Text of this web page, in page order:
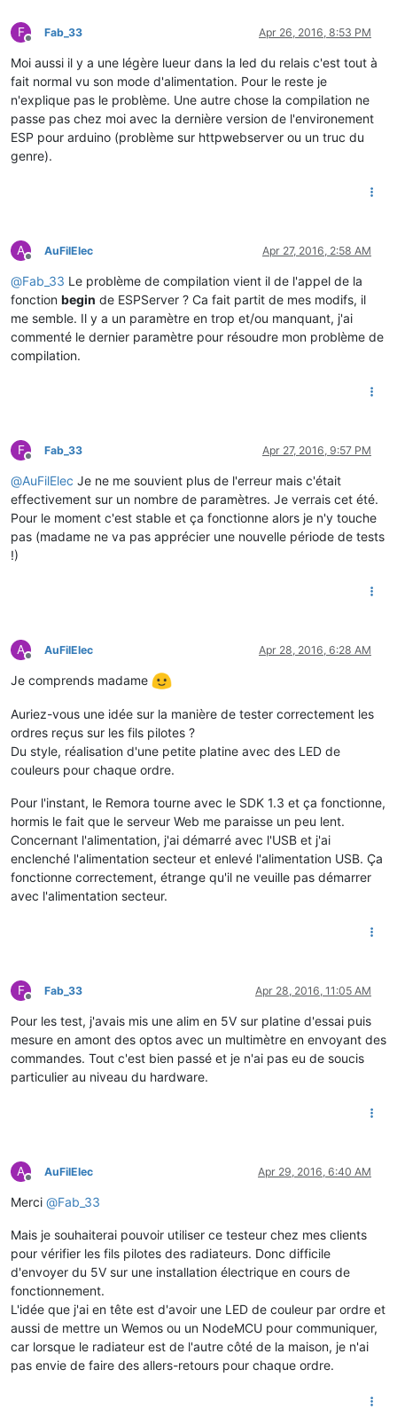
F
Offline
Fab_33 Apr 26, 2016, 8:53 PM
Moi aussi il y a une légère lueur dans la led du relais c'est tout à
fait normal vu son mode d'alimentation. Pour le reste je
n'explique pas le problème. Une autre chose la compilation ne
passe pas chez moi avec la dernière version de l'environement
ESP pour arduino (problème sur httpwebserver ou un truc du
genre).
A
Offline
AuFilElec Apr 27, 2016, 2:58 AM
@Fab_33 Le problème de compilation vient il de l'appel de la
fonction begin de ESPServer ? Ca fait partit de mes modifs, il
me semble. Il y a un paramètre en trop et/ou manquant, j'ai
commenté le dernier paramètre pour résoudre mon problème de
compilation.
F
Offline
Fab_33 Apr 27, 2016, 9:57 PM
@AuFilElec Je ne me souvient plus de l'erreur mais c'était
effectivement sur un nombre de paramètres. Je verrais cet été.
Pour le moment c'est stable et ça fonctionne alors je n'y touche
pas (madame ne va pas apprécier une nouvelle période de tests
!)
A
Offline
AuFilElec Apr 28, 2016, 6:28 AM
Je comprends madame
Auriez-vous une idée sur la manière de tester correctement les
ordres reçus sur les fils pilotes ?
Du style, réalisation d'une petite platine avec des LED de
couleurs pour chaque ordre.
Pour l'instant, le Remora tourne avec le SDK 1.3 et ça fonctionne,
hormis le fait que le serveur Web me paraisse un peu lent.
Concernant l'alimentation, j'ai démarré avec l'USB et j'ai
enclenché l'alimentation secteur et enlevé l'alimentation USB. Ça
fonctionne correctement, étrange qu'il ne veuille pas démarrer
avec l'alimentation secteur.
F
Offline
Fab_33 Apr 28, 2016, 11:05 AM
Pour les test, j'avais mis une alim en 5V sur platine d'essai puis
mesure en amont des optos avec un multimètre en envoyant des
commandes. Tout c'est bien passé et je n'ai pas eu de soucis
particulier au niveau du hardware.
A
Offline
AuFilElec Apr 29, 2016, 6:40 AM
Merci @Fab_33
Mais je souhaiterai pouvoir utiliser ce testeur chez mes clients
pour vérifier les fils pilotes des radiateurs. Donc difficile
d'envoyer du 5V sur une installation électrique en cours de
fonctionnement.
L'idée que j'ai en tête est d'avoir une LED de couleur par ordre et
aussi de mettre un Wemos ou un NodeMCU pour communiquer,
car lorsque le radiateur est de l'autre côté de la maison, je n'ai
pas envie de faire des allers-retours pour chaque ordre.